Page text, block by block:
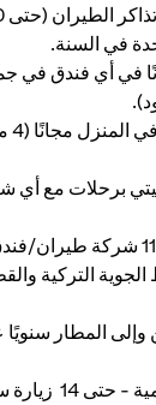
في السنة.
في أي فندق في
برحلات مع أي
حوّل أميالك إلى 11 شركة
التركية
وإلى المطار
زيارة سنويًا.